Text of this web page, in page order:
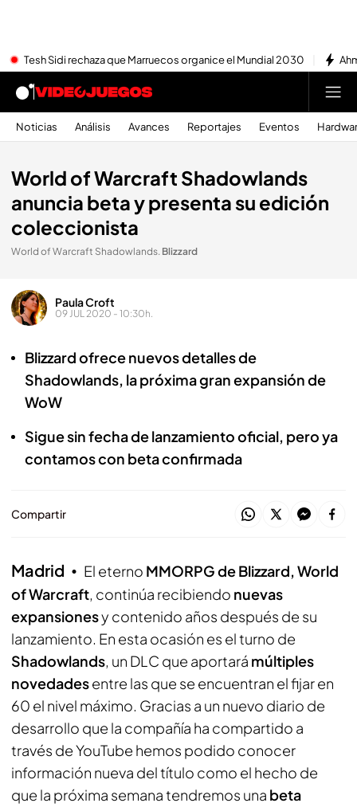
Tesh Sidi rechaza que Marruecos organice el Mundial 2030
Noticias Análisis Avances Reportajes Eventos
World of Warcraft Shadowlands
anuncia beta y presenta su edición
coleccionista
World of Warcraft Shadowlands. Blizzard
Paula Croft
09 JUL 2020 - 10:30h.
Blizzard ofrece nuevos detalles de
Shadowlands, la próxima gran expansión de
WoW
Sigue sin fecha de lanzamiento oficial, pero ya
contamos con beta confirmada
Compartir
Madrid El eterno MMORPG de Blizzard, World
of Warcraft, continúa recibiendo nuevas
expansionesy contenido años después de su
lanzamiento. En esta ocasión es el turno de
Shadowlands, un DLC que aportará múltiples
novedadesentre las que se encuentran el fijar en
60 el nivel máximo. Gracias a un nuevo diario de
desarrollo que la compañía ha compartido a
través de YouTube hemos podido conocer
información nueva del título como el hecho de
que la próxima semana tendremos una beta